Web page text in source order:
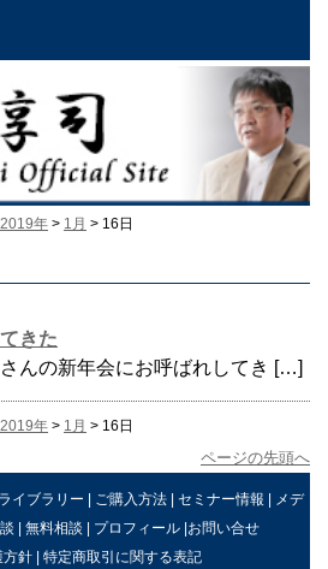
2019年 > 1月 > 16日
きた
んの新年会にお呼ばれしてき […]
2019年 > 1月 > 16日
ページの先頭へ
イブラリー | ご購入方法 | セミナー情報 | メデ
| 無料相談 | プロフィール|お問い合せ
方針| 特定商取引に関する表記